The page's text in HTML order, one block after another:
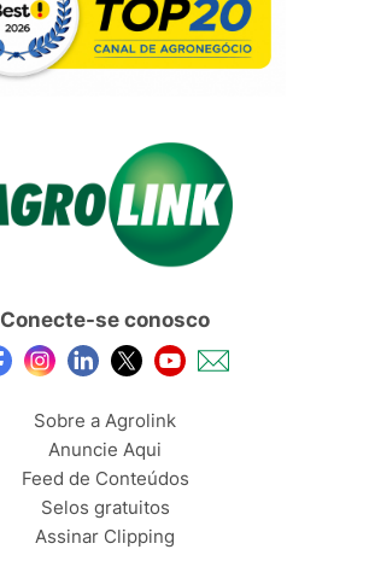
Conecte-se conosco
Sobre a Agrolink
Anuncie Aqui
Feed de Conteúdos
Selos gratuitos
Assinar Clipping